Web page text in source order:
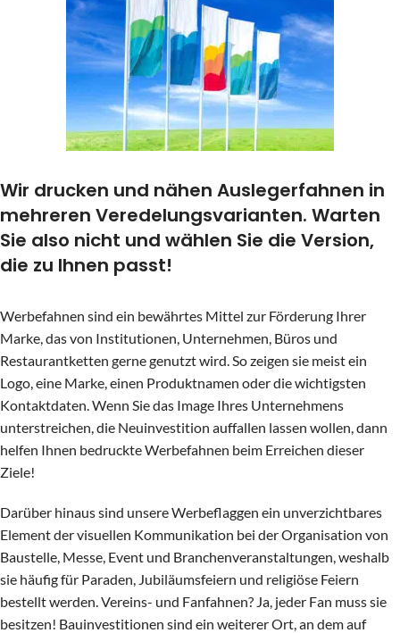
Wir drucken und nähen Auslegerfahnen in
mehreren Veredelungsvarianten. Warten
Sie also nicht und wählen Sie die Version,
die zu Ihnen passt!
Werbefahnen sind ein bewährtes Mittel zur Förderung Ihrer
Marke, das von Institutionen, Unternehmen, Büros und
Restaurantketten gerne genutzt wird. So zeigen sie meist ein
Logo, eine Marke, einen Produktnamen oder die wichtigsten
Kontaktdaten. Wenn Sie das Image Ihres Unternehmens
unterstreichen, die Neuinvestition auffallen lassen wollen, dann
helfen Ihnen bedruckte Werbefahnen beim Erreichen dieser
Ziele!
Darüber hinaus sind unsere Werbeflaggen ein unverzichtbares
Element der visuellen Kommunikation bei der Organisation von
Baustelle, Messe, Event und Branchenveranstaltungen, weshalb
sie häufig für Paraden, Jubiläumsfeiern und religiöse Feiern
bestellt werden. Vereins- und Fanfahnen? Ja, jeder Fan muss sie
besitzen! Bauinvestitionen sind ein weiterer Ort, an dem auf